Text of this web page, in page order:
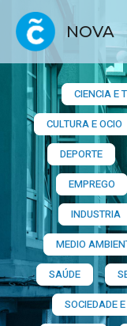
NOVA
CIENCIA E
CULTURA E OCIO
DEPORTE
EMPREGO
INDUSTRIA
MEDIO
SAÚDE
SOCIEDADE